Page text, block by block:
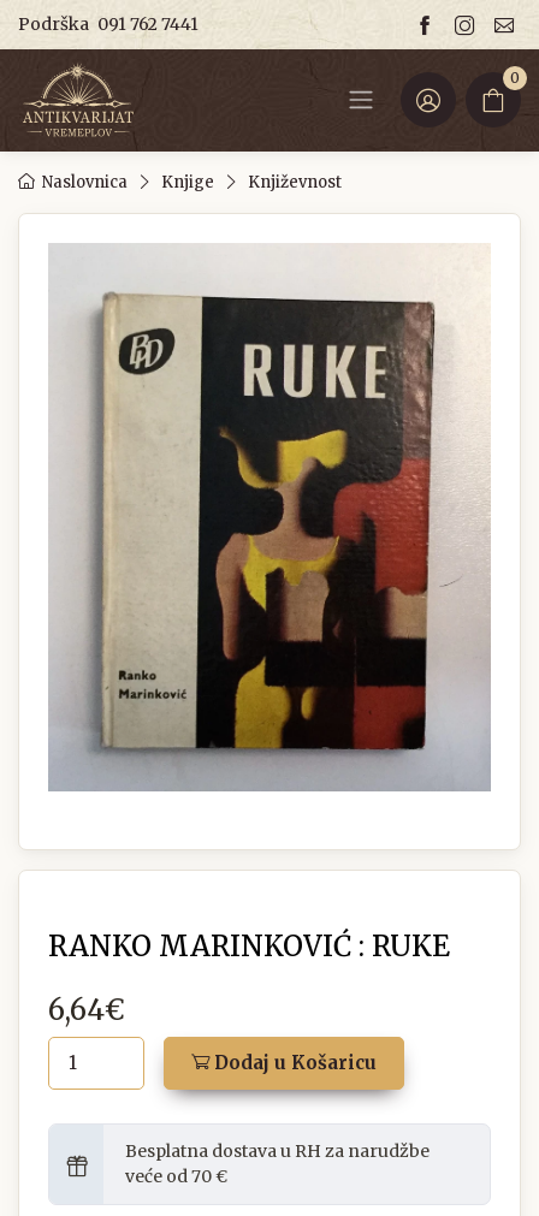
Podrška 091 762 7441
0
Naslovnica Knjige Književnost
RANKO MARINKOVIĆ : RUKE
6,64€
Dodaj u Košaricu
Besplatna dostava u RH za narudžbe
veće od 70 €